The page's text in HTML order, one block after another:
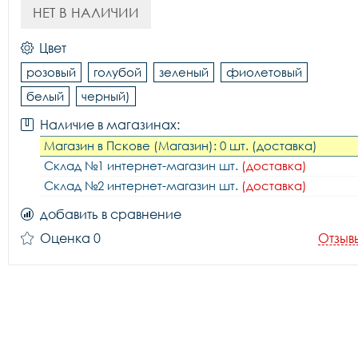
НЕТ В НАЛИЧИИ
Цвет
розовый голубой зеленый
фиолетовый
белый
черный)
Наличие в магазинах:
Магазин в Пскове (Магазин): 0 шт. (доставка)
Склад №1 интернет-магазин шт. (доставка)
Склад №2 интернет-магазин шт. (доставка)
добавить в сравнение
Оценка 0